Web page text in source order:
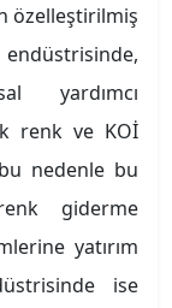
özelleştirilmiş
endüstrisinde,
yardımcı
renk ve KOİ
nedenle bu
giderme
yatırım
ise